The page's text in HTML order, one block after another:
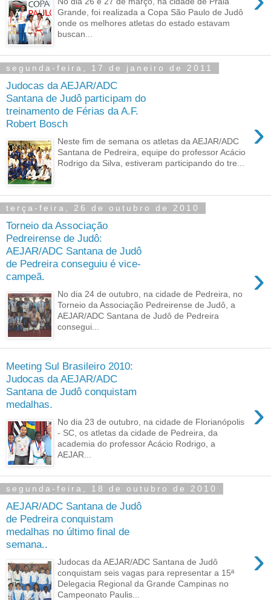
Grande, foi realizada a Copa São Paulo de Judô
onde os melhores atletas do estado estavam
buscan...
segunda-feira, 17 de janeiro de 2011
Judocas da AEJAR/ADC
Santana de Judô participam do
treinamento de Férias da A.F.
Robert Bosch
›
Neste fim de semana os atletas da AEJAR/ADC
Santana de Pedreira, equipe do professor Acácio
Rodrigo da Silva, estiveram participando do tre...
terça-feira, 26 de outubro de 2010
Torneio da Associação
Pedreirense de Judô:
AEJAR/ADC Santana de Judô
de Pedreira conseguiu é vice-
campeã.
›
No dia 24 de outubro, na cidade de Pedreira, no
Torneio da Associação Pedreirense de Judô, a
AEJAR/ADC Santana de Judô de Pedreira
consegui...
Meeting Sul Brasileiro 2010:
Judocas da AEJAR/ADC
Santana de Judô conquistam
medalhas.
›
No dia 23 de outubro, na cidade de Florianópolis
- SC, os atletas da cidade de Pedreira, da
academia do professor Acácio Rodrigo, a
AEJAR...
segunda-feira, 18 de outubro de 2010
AEJAR/ADC Santana de Judô
de Pedreira conquistam
medalhas no último final de
semana..
›
Judocas da AEJAR/ADC Santana de Judô
conquistam seis vagas para representar a 15ª
Delegacia Regional da Grande Campinas no
Campeonato Paulis...